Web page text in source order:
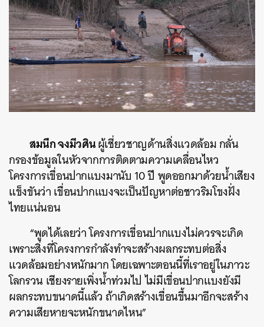
สมนึก จงมีวศินผู้เชี่ยวชาญด้านสิ่งแวดล้อม กลั่น
กรองข้อมูลในหัวจากการติดตามความเคลื่อนไหว
โครงการเขื่อนปากแบงมานับ 10 ปี พูดออกมาด้วยน้ำเสียง
แข็งขันว่า เขื่อนปากแบงจะเป็นปัญหาต่อชาวริมโขงฝั่ง
ไทยแน่นอน
“พูดได้เลยว่า โครงการเขื่อนปากแบงไม่ควรจะเกิด
เพราะสิ่งที่โครงการกำลังทำจะสร้างผลกระทบต่อสิ่ง
แวดล้อมอย่างหนักมาก โดยเฉพาะตอนนี้ที่เราอยู่ในภาวะ
โลกรวน เชียงรายเพิ่งน้ำท่วมไป ไม่มีเขื่อนปากแบงยังมี
ผลกระทบขนาดนี้แล้ว ถ้าเกิดสร้างเขื่อนขึ้นมาอีกจะสร้าง
ความเสียหายจะหนักขนาดไหน”
SHARE TWEET LINE EMAIL